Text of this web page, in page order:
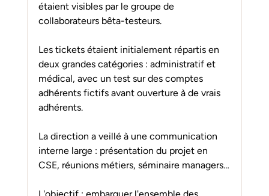
étaient visibles par le groupe de
collaborateurs bêta-testeurs.
Les tickets étaient initialement répartis en
deux grandes catégories : administratif et
médical, avec un test sur des comptes
adhérents fictifs avant ouverture à de vrais
adhérents.
La direction a veillé à une communication
interne large : présentation du projet en
CSE, réunions métiers, séminaire managers…